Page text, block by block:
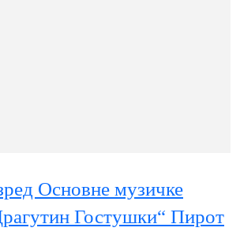
Основне музичке
Гостушки“ Пирот